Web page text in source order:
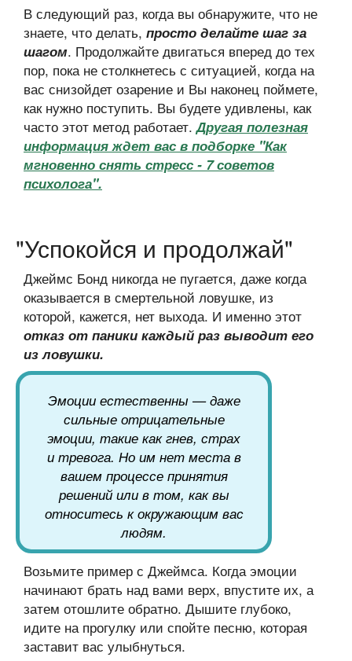
В следующий раз, когда вы обнаружите, что не
знаете, что делать, просто делайте шаг за
шагом. Продолжайте двигаться вперед до тех
пор, пока не столкнетесь с ситуацией, когда на
вас снизойдет озарение и Вы наконец поймете,
как нужно поступить. Вы будете удивлены, как
часто этот метод работает.Другая полезная
информация ждет вас в подборке "Как
мгновенно снять стресс - 7 советов
психолога".
"Успокойся и продолжай"
Джеймс Бонд никогда не пугается, даже когда
оказывается в смертельной ловушке, из
которой, кажется, нет выхода. И именно этот
отказ от паники каждый раз выводит его
из ловушки.
Эмоции естественны — даже
сильные отрицательные
эмоции, такие как гнев, страх
и тревога. Но им нет места в
вашем процессе принятия
решений или в том, как вы
относитесь к окружающим вас
людям.
Возьмите пример с Джеймса. Когда эмоции
начинают брать над вами верх, впустите их, а
затем отошлите обратно. Дышите глубоко,
идите на прогулку или спойте песню, которая
заставит вас улыбнуться.